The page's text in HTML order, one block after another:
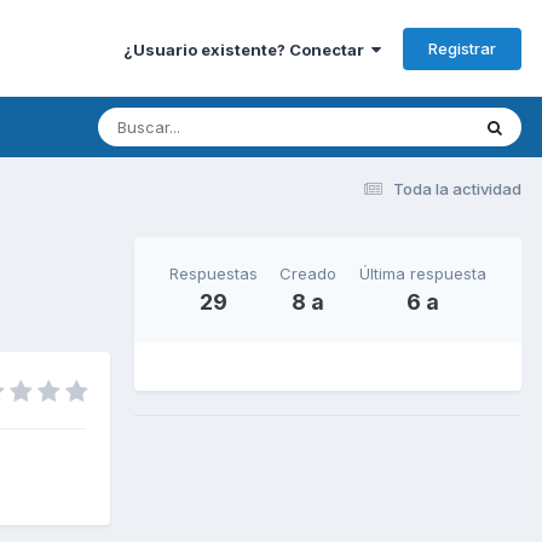
¿Usuario existente? Conectar Registrar
Toda la actividad
Respuestas
29
Creado
8 a
Última respuesta
6 a